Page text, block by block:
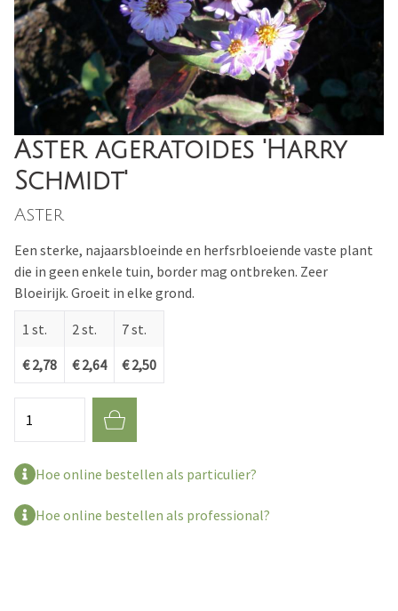
Aster ageratoides 'Harry
Schmidt'
Aster
Een sterke, najaarsbloeinde en herfsrbloeiende vaste plant
die in geen enkele tuin, border mag ontbreken. Zeer
Bloeirijk. Groeit in elke grond.
1 st.
€ 2,78
2 st.
€ 2,64
7 st.
€ 2,50
Hoe online bestellen als particulier?
Hoe online bestellen als professional?